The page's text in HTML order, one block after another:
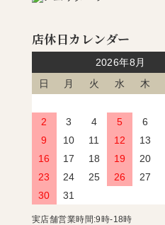
店休日カレンダー
2026年8月
日
月 火 水 木
2
3 4 5 6
9
10 11 12 13
16
17 18 19 20
23
24 25 26 27
30
31
実店舗営業時間:9時-18時